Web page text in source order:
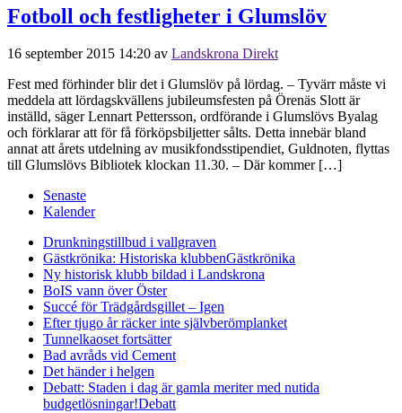
Fotboll och festligheter i Glumslöv
16 september 2015 14:20 av Landskrona Direkt
Fest med förhinder blir det i Glumslöv på lördag. – Tyvärr måste vi
meddela att lördagskvällens jubileumsfesten på Örenäs Slott är
inställd, säger Lennart Pettersson, ordförande i Glumslövs Byalag
och förklarar att för få förköpsbiljetter sålts. Detta innebär bland
annat att årets utdelning av musikfondsstipendiet, Guldnoten, flyttas
till Glumslövs Bibliotek klockan 11.30. – Där kommer […]
Senaste
Kalender
Drunkningstillbud i vallgraven
Gästkrönika: Historiska klubbenGästkrönika
Ny historisk klubb bildad i Landskrona
BoIS vann över Öster
Succé för Trädgårdsgillet – Igen
Efter tjugo år räcker inte självberömplanket
Tunnelkaoset fortsätter
Bad avråds vid Cement
Det händer i helgen
Debatt: Staden i dag är gamla meriter med nutida
budgetlösningar!Debatt